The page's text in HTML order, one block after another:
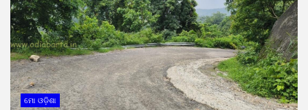
ମୋ ଓଡ଼ିଶା